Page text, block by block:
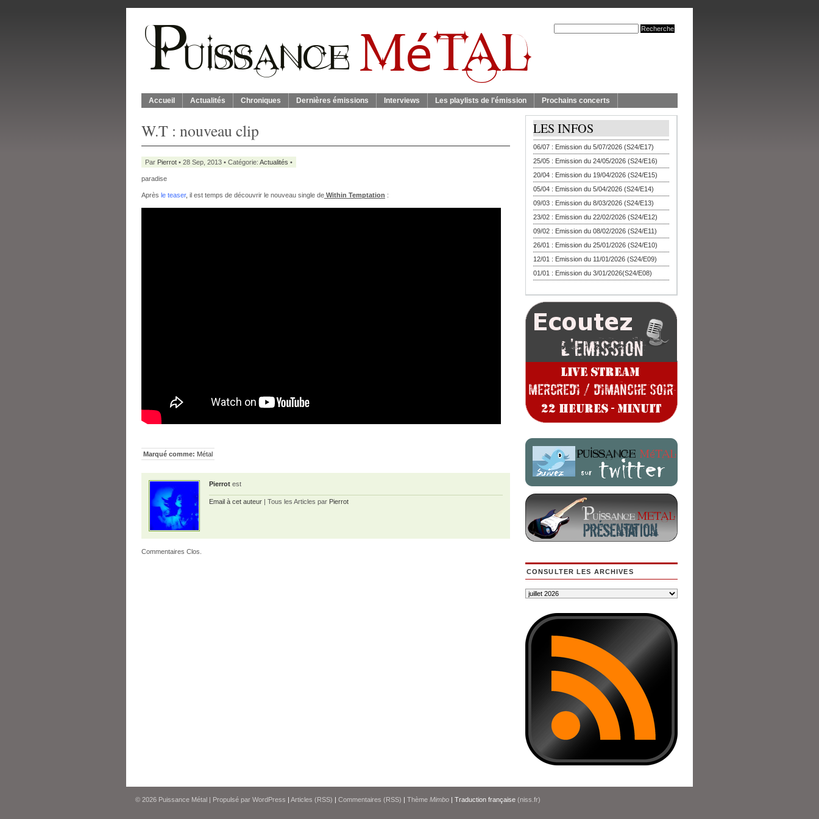
Accueil Actualités Chroniques Dernières émissions Interviews Les playlists de l'émission Prochains concerts
W.T : nouveau clip
Par Pierrot • 28 Sep, 2013 • Catégorie: Actualités •
paradise
Après le teaser, il est temps de découvrir le nouveau single de Within Temptation :
Marqué comme: Métal
Pierrot est
Email à cet auteur | Tous les Articles par Pierrot
Commentaires Clos.
LES INFOS
06/07 : Emission du 5/07/2026 (S24/E17)
25/05 : Emission du 24/05/2026 (S24/E16)
20/04 : Emission du 19/04/2026 (S24/E15)
05/04 : Emission du 5/04/2026 (S24/E14)
09/03 : Emission du 8/03/2026 (S24/E13)
23/02 : Emission du 22/02/2026 (S24/E12)
09/02 : Emission du 08/02/2026 (S24/E11)
26/01 : Emission du 25/01/2026 (S24/E10)
12/01 : Emission du 11/01/2026 (S24/E09)
01/01 : Emission du 3/01/2026(S24/E08)
CONSULTER LES ARCHIVES
© 2026 Puissance Métal | Propulsé par WordPress | Articles (RSS) | Commentaires (RSS) | Thème Mimbo | Traduction française (niss.fr)